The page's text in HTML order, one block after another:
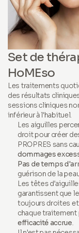
Set de
HoMEso
Les traitements
des résultats
sessions cliniques
inférieur à l'habituel.
Les aiguilles
droit pour créer
PROPRES sans
dommages
Pas de temps
guérison de la
Les têtes
garantissent que
toujours droites
chaque traitement
efficacité accrue.